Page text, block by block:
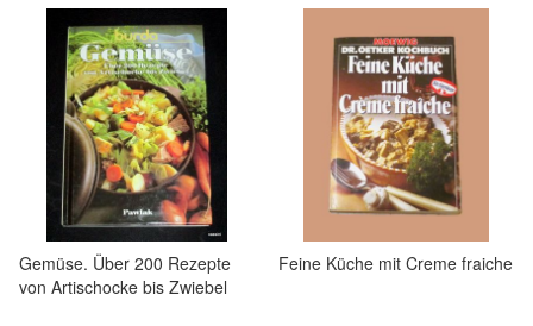
Gemüse. Über 200 Rezepte
von Artischocke bis Zwiebel
Feine Küche mit Creme fraiche